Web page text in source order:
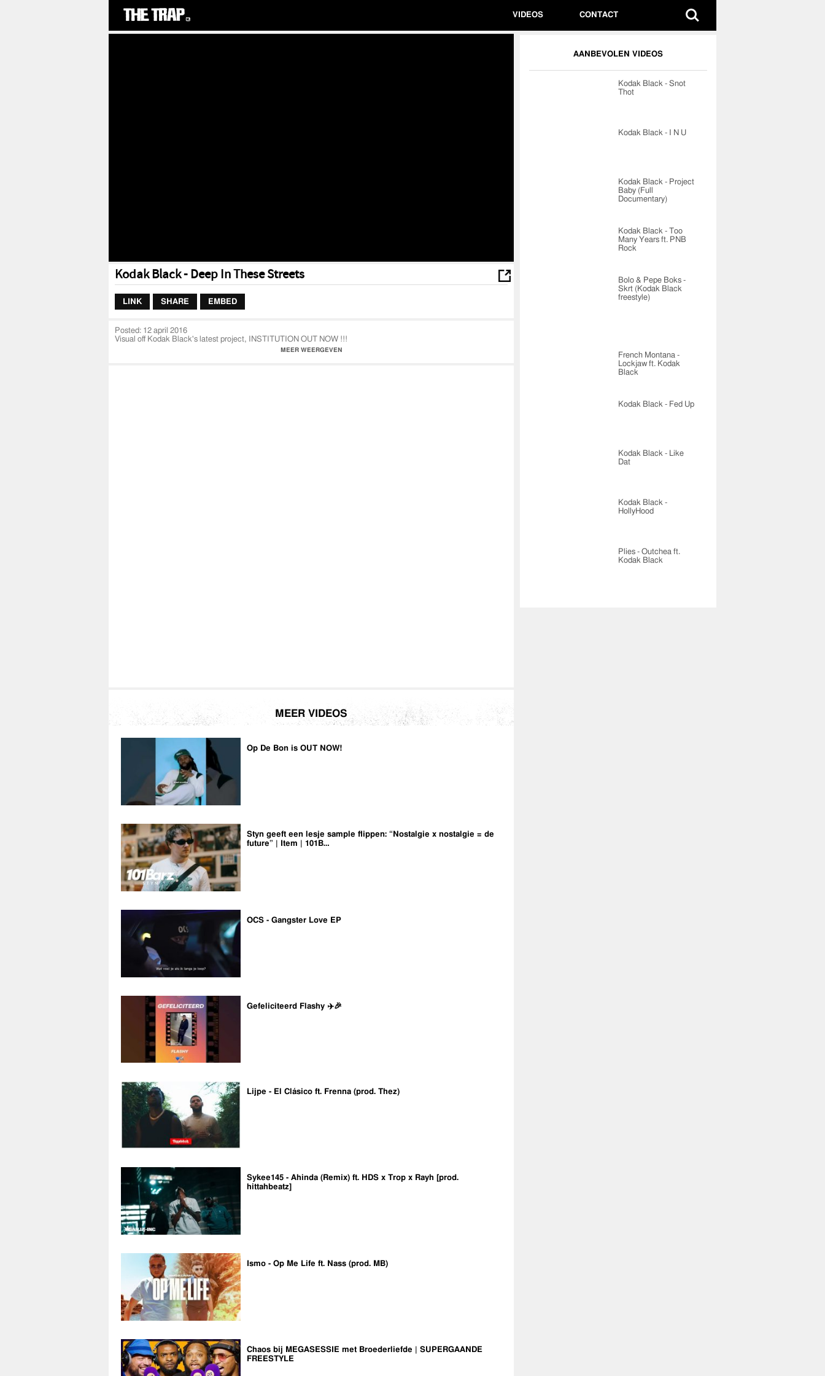
VIDEOS CONTACT
AANBEVOLEN VIDEOS
Kodak Black - Snot
Thot
Kodak Black - I N U
Kodak Black - Project
Baby (Full
Documentary)
Kodak Black - Too
Many Years ft. PNB
Rock
Bolo & Pepe Boks -
Skrt (Kodak Black
freestyle)
French Montana -
Lockjaw ft. Kodak
Black
Kodak Black - Fed Up
Kodak Black - Like
Dat
Kodak Black -
HollyHood
Plies - Outchea ft.
Kodak Black
Kodak Black - Deep In These Streets
LINK SHARE EMBED
Posted: 12 april 2016
Visual off Kodak Black's latest project, INSTITUTION OUT NOW !!!
Follow @KodakBlack for more music and event updatesMEER WEERGEVEN
MEER VIDEOS
Op De Bon is OUT NOW!
Styn geeft een lesje sample flippen: “Nostalgie x nostalgie = de
future” | Item | 101B…
OCS - Gangster Love EP
Gefeliciteerd Flashy ✈️🎉
Lijpe - El Clásico ft. Frenna (prod. Thez)
Sykee145 - Ahinda (Remix) ft. HDS x Trop x Rayh [prod.
hittahbeatz]
Ismo - Op Me Life ft. Nass (prod. MB)
Chaos bij MEGASESSIE met Broederliefde | SUPERGAANDE
FREESTYLE